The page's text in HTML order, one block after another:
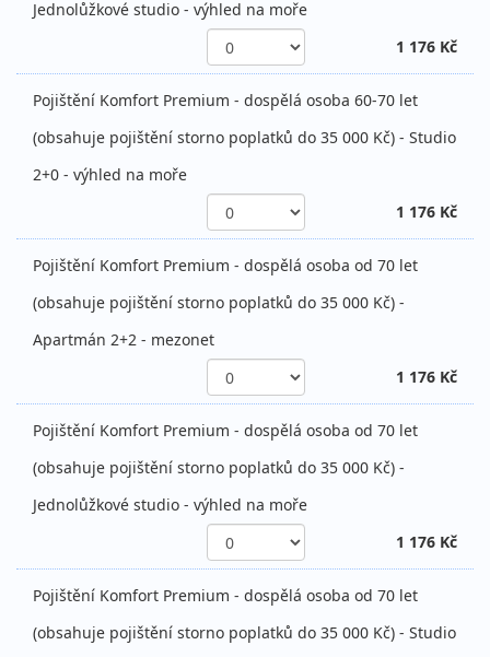
Jednolůžkové studio - výhled na moře
1 176 Kč
Pojištění Komfort Premium - dospělá osoba 60-70 let
(obsahuje pojištění storno poplatků do 35 000 Kč) - Studio
2+0 - výhled na moře
1 176 Kč
Pojištění Komfort Premium - dospělá osoba od 70 let
(obsahuje pojištění storno poplatků do 35 000 Kč) -
Apartmán 2+2 - mezonet
1 176 Kč
Pojištění Komfort Premium - dospělá osoba od 70 let
(obsahuje pojištění storno poplatků do 35 000 Kč) -
Jednolůžkové studio - výhled na moře
1 176 Kč
Pojištění Komfort Premium - dospělá osoba od 70 let
(obsahuje pojištění storno poplatků do 35 000 Kč) - Studio